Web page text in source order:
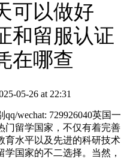
可以做好
和留服认证
在哪查
05-26 at 22:31
wechat: 729926040英国一
门留学国家，不仅有着完善
育水平以及先进的科研技术
国家的不二选择。当然，